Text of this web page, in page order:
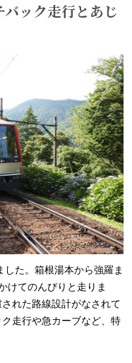
ック走行とあじ
した。箱根湯本から強羅ま
けてのんびりと走りま
れた路線設計がなされて
走行や急カーブなど、特